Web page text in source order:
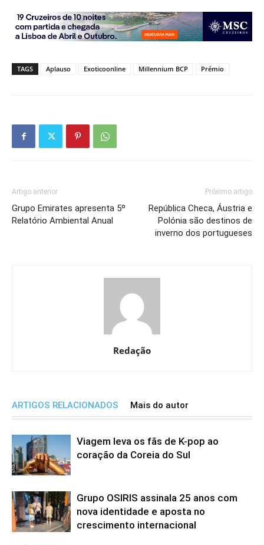
TAGS Aplauso Exoticoonline Millennium BCP Prémio
Artigo anterior
Grupo Emirates apresenta 5º
Relatório Ambiental Anual
Próximo artigo
República Checa, Áustria e
Polónia são destinos de
inverno dos portugueses
Redação
ARTIGOS RELACIONADOS Mais do autor
Viagem leva os fãs de K-pop ao
coração da Coreia do Sul
Grupo OSIRIS assinala 25 anos com
nova identidade e aposta no
crescimento internacional